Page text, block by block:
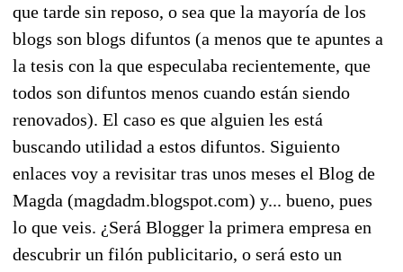
que tarde sin reposo, o sea que la mayoría de los
blogs son blogs difuntos (a menos que te apuntes a
la tesis con la que especulaba recientemente, que
todos son difuntos menos cuando están siendo
renovados). El caso es que alguien les está
buscando utilidad a estos difuntos. Siguiento
enlaces voy a revisitar tras unos meses el Blog de
Magda (magdadm.blogspot.com) y... bueno, pues
lo que veis. ¿Será Blogger la primera empresa en
descubrir un filón publicitario, o será esto un